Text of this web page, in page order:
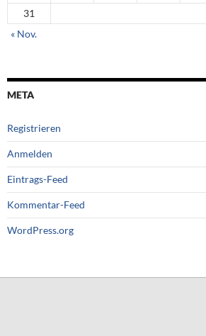
31
« Nov.
META
Registrieren
Anmelden
Eintrags-Feed
Kommentar-Feed
WordPress.org